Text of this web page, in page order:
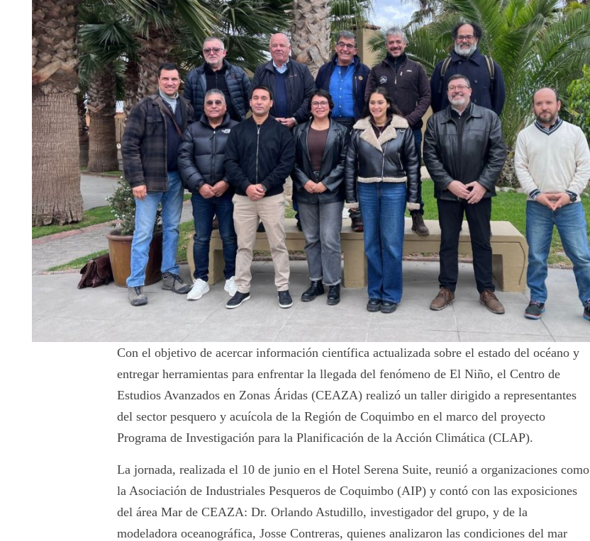
Con el objetivo de acercar información científica actualizada sobre el estado del océano y
entregar herramientas para enfrentar la llegada del fenómeno de El Niño, el Centro de
Estudios Avanzados en Zonas Áridas (CEAZA) realizó un taller dirigido a representantes
del sector pesquero y acuícola de la Región de Coquimbo en el marco del proyecto
Programa de Investigación para la Planificación de la Acción Climática (CLAP).
La jornada, realizada el 10 de junio en el Hotel Serena Suite, reunió a organizaciones como
la Asociación de Industriales Pesqueros de Coquimbo (AIP) y contó con las exposiciones
del área Mar de CEAZA: Dr. Orlando Astudillo, investigador del grupo, y de la
modeladora oceanográfica, Josse Contreras, quienes analizaron las condiciones del mar